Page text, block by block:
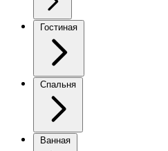
Гостиная
Спальня
Ванная